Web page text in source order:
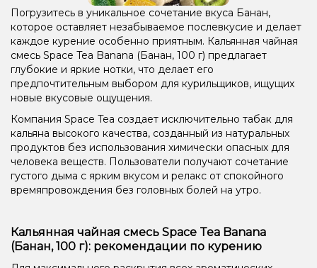
Погрузитесь в уникальное сочетание вкуса Банан,
которое оставляет незабываемое послевкусие и делает
каждое курение особенно приятным. Кальянная чайная
смесь Space Tea Banana (Банан, 100 г) предлагает
глубокие и яркие нотки, что делает его
предпочтительным выбором для курильщиков, ищущих
новые вкусовые ощущения.
Компания Space Tea создает исключительно табак для
кальяна высокого качества, созданный из натуральных
продуктов без использования химически опасных для
человека веществ. Пользователи получают сочетание
густого дыма с ярким вкусом и релакс от спокойного
времяпровождения без головных болей на утро.
Кальянная чайная смесь Space Tea Banana
(Банан, 100 г): рекомендации по курению